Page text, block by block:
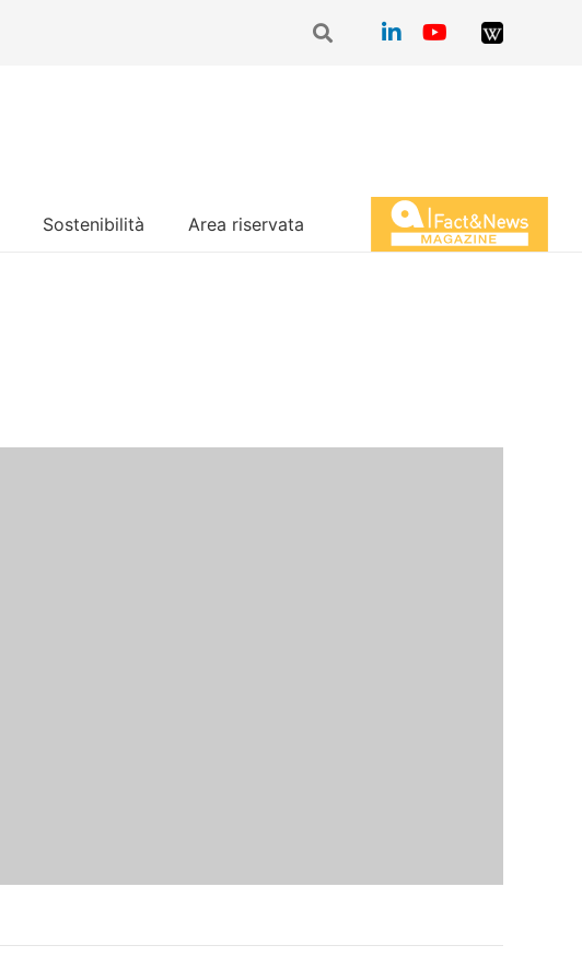
Sostenibilità Area riservata Magazine Fact&News